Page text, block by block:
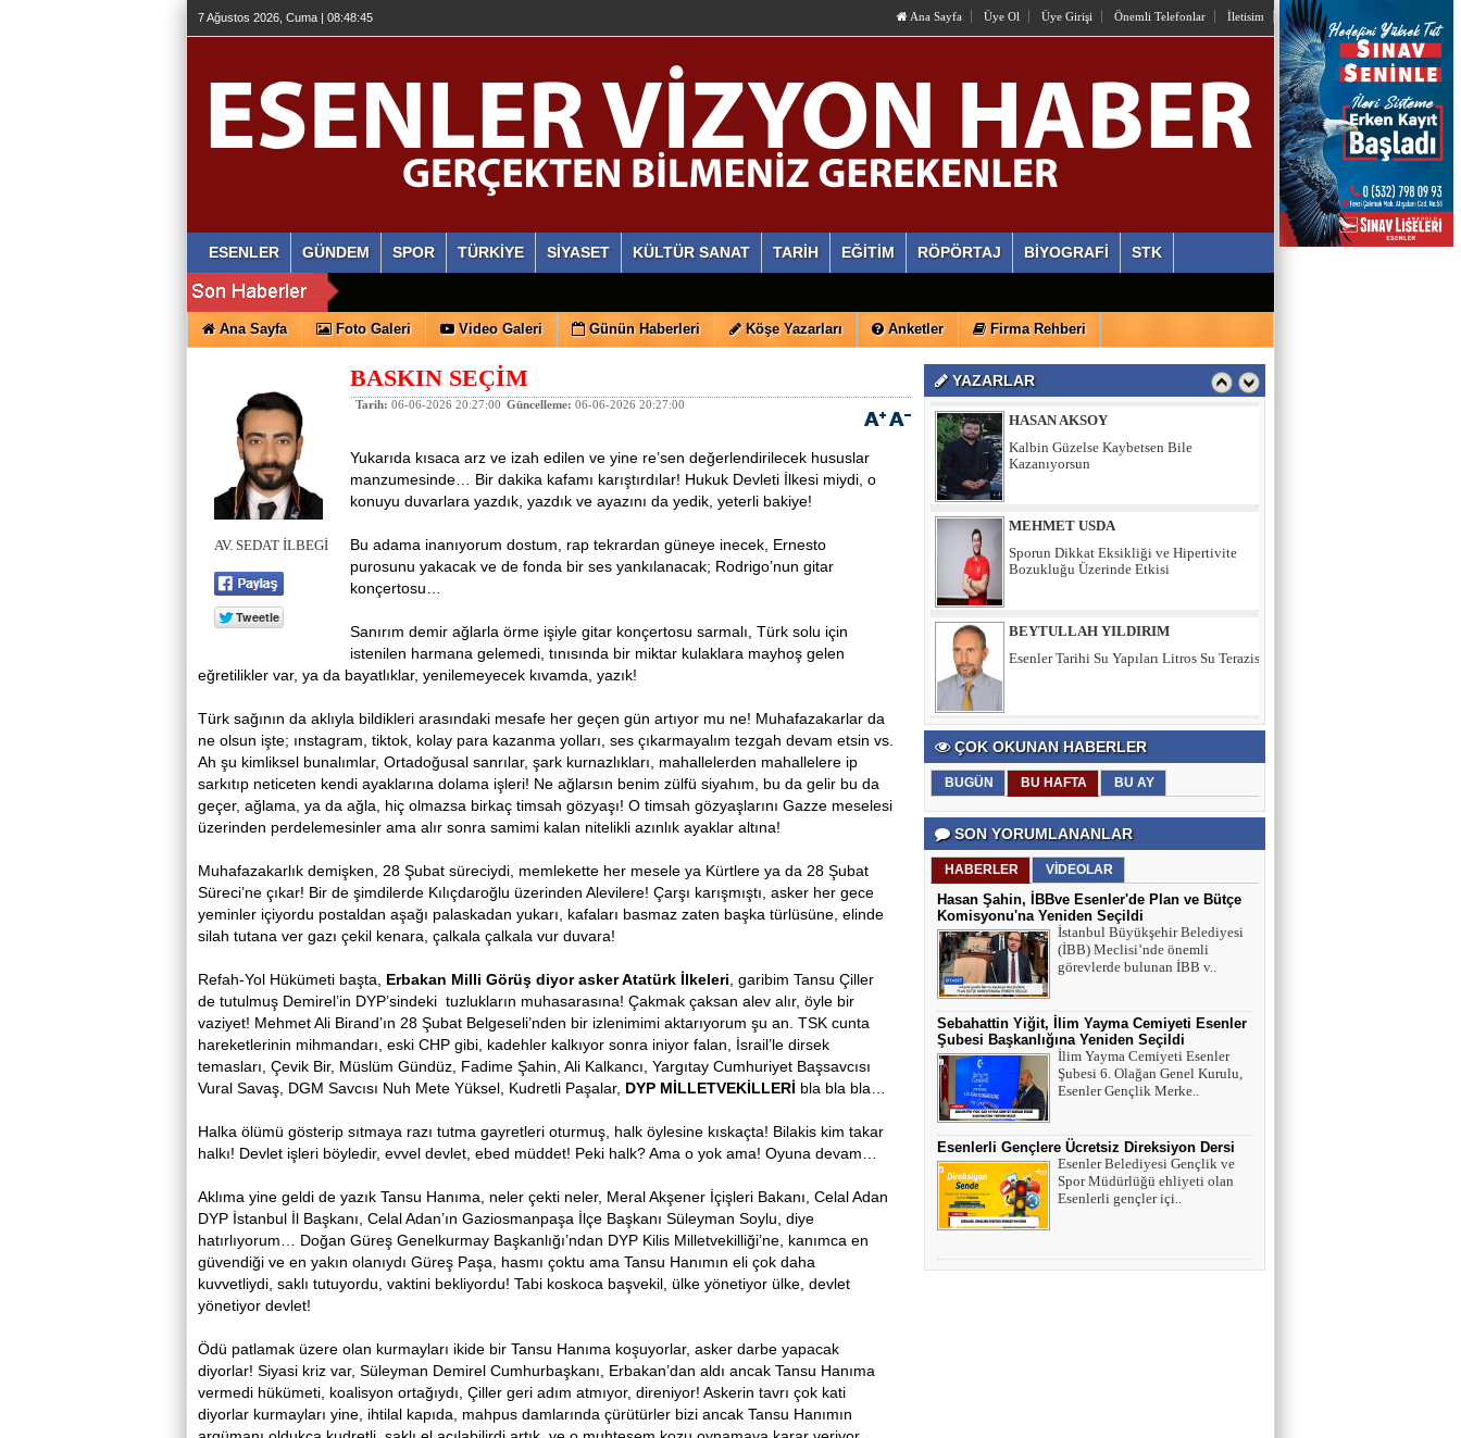
7 Ağustos 2026, Cuma | 08:48:46 Ana Sayfa Üye Ol Üye Girişi Önemli Telefonlar İletisim
ESENLER GÜNDEM SPOR TÜRKİYE SİYASET KÜLTÜR SANAT TARİH EĞİTİM RÖPÖRTAJ BİYOGRAFİ STK
Ana Sayfa Foto Galeri Video Galeri Günün Haberleri Köşe Yazarları Anketler Firma Rehberi
AV. SEDAT İLBEGİ
BASKIN SEÇİM
Tarih: 06-06-2026 20:27:00 Güncelleme: 06-06-2026 20:27:00
Yukarıda kısaca arz ve izah edilen ve yine re’sen değerlendirilecek hususlar
manzumesinde… Bir dakika kafamı karıştırdılar! Hukuk Devleti İlkesi miydi, o
konuyu duvarlara yazdık, yazdık ve ayazını da yedik, yeterli bakiye!
Bu adama inanıyorum dostum, rap tekrardan güneye inecek, Ernesto
purosunu yakacak ve de fonda bir ses yankılanacak; Rodrigo’nun gitar
konçertosu…
Sanırım demir ağlarla örme işiyle gitar konçertosu sarmalı, Türk solu için
istenilen harmana gelemedi, tınısında bir miktar kulaklara mayhoş gelen
eğretilikler var, ya da bayatlıklar, yenilemeyecek kıvamda, yazık!
Türk sağının da aklıyla bildikleri arasındaki mesafe her geçen gün artıyor mu ne! Muhafazakarlar da
ne olsun işte; ınstagram, tiktok, kolay para kazanma yolları, ses çıkarmayalım tezgah devam etsin vs.
Ah şu kimliksel bunalımlar, Ortadoğusal sanrılar, şark kurnazlıkları, mahallelerden mahallelere ip
sarkıtıp neticeten kendi ayaklarına dolama işleri! Ne ağlarsın benim zülfü siyahım, bu da gelir bu da
geçer, ağlama, ya da ağla, hiç olmazsa birkaç timsah gözyaşı! O timsah gözyaşlarını Gazze meselesi
üzerinden perdelemesinler ama alır sonra samimi kalan nitelikli azınlık ayaklar altına!
Muhafazakarlık demişken, 28 Şubat süreciydi, memlekette her mesele ya Kürtlere ya da 28 Şubat
Süreci’ne çıkar! Bir de şimdilerde Kılıçdaroğlu üzerinden Alevilere! Çarşı karışmıştı, asker her gece
yeminler içiyordu postaldan aşağı palaskadan yukarı, kafaları basmaz zaten başka türlüsüne, elinde
silah tutana ver gazı çekil kenara, çalkala çalkala vur duvara!
Refah-Yol Hükümeti başta, Erbakan Milli Görüş diyor asker Atatürk İlkeleri , garibim Tansu Çiller
de tutulmuş Demirel’in DYP’sindeki tuzlukların muhasarasına! Çakmak çaksan alev alır, öyle bir
vaziyet! Mehmet Ali Birand’ın 28 Şubat Belgeseli’nden bir izlenimimi aktarıyorum şu an. TSK cunta
hareketlerinin mihmandarı, eski CHP gibi, kadehler kalkıyor sonra iniyor falan, İsrail’le dirsek
temasları, Çevik Bir, Müslüm Gündüz, Fadime Şahin, Ali Kalkancı, Yargıtay Cumhuriyet Başsavcısı
Vural Savaş, DGM Savcısı Nuh Mete Yüksel, Kudretli Paşalar, DYP MİLLETVEKİLLERİ bla bla bla…
Halka ölümü gösterip sıtmaya razı tutma gayretleri oturmuş, halk öylesine kıskaçta! Bilakis kim takar
halkı! Devlet işleri böyledir, evvel devlet, ebed müddet! Peki halk? Ama o yok ama! Oyuna devam…
Aklıma yine geldi de yazık Tansu Hanıma, neler çekti neler, Meral Akşener İçişleri Bakanı, Celal Adan
DYP İstanbul İl Başkanı, Celal Adan’ın Gaziosmanpaşa İlçe Başkanı Süleyman Soylu, diye
hatırlıyorum… Doğan Güreş Genelkurmay Başkanlığı’ndan DYP Kilis Milletvekilliği’ne, kanımca en
güvendiği ve en yakın olanıydı Güreş Paşa, hasmı çoktu ama Tansu Hanımın eli çok daha
kuvvetliydi, saklı tutuyordu, vaktini bekliyordu! Tabi koskoca başvekil, ülke yönetiyor ülke, devlet
yönetiyor devlet!
Ödü patlamak üzere olan kurmayları ikide bir Tansu Hanıma koşuyorlar, asker darbe yapacak
diyorlar! Siyasi kriz var, Süleyman Demirel Cumhurbaşkanı, Erbakan’dan aldı ancak Tansu Hanıma
vermedi hükümeti, koalisyon ortağıydı, Çiller geri adım atmıyor, direniyor! Askerin tavrı çok kati
diyorlar kurmayları yine, ihtilal kapıda, mahpus damlarında çürütürler bizi ancak Tansu Hanımın
YAZARLAR
İstiyorlar Ki Unutalım!
AYLİN ALVEREN ÖZEN
SEN SACA GEL YETER
HASAN AKSOY
Kalbin Güzelse Kaybetsen Bile
Kazanıyorsun
MEHMET USDA
Sporun Dikkat Eksikliği ve Hipertivite
Bozukluğu Üzerinde Etkisi
BEYTULLAH YILDIRIM
Esenler Tarihi Su Yapıları Litros Su Terazisi
HÜSEYİN YILMAZ
TEŞEKKÜRLER
TARIK SEZAİ KARATEPE
İstanbul Sözleşmesi değil, 'Veda Hutbesi!
AYŞE GÜL ÖZER
Aklın Sustuğu Yerde, “Ş İ D D E T”
Konuşur!
MUSTAFA KARACA
HAYVAN HAKLARI
AV. SEDAT İLBEGİ
YENİ PARTİ (Seçilmişlerin Mahvına,
Statükonun Devamına…)
HAMZA BALCI
"DİRİ DİRİ TOPRAĞA GÖMÜLEN
KIZA,HANGİ GÜNAHTAN ÖTÜRÜ
ÖLDÜRÜLDÜĞÜ SORULDUĞU
ÇOK OKUNAN HABERLER
BUGÜN BU HAFTA BU AY
SON YORUMLANANLAR
HABERLER VİDEOLAR
Hasan Şahin, İBBve Esenler'de Plan ve Bütçe
Komisyonu'na Yeniden Seçildi
İstanbul Büyükşehir Belediyesi
(İBB) Meclisi’nde önemli
görevlerde bulunan İBB v..
Sebahattin Yiğit, İlim Yayma Cemiyeti Esenler
Şubesi Başkanlığına Yeniden Seçildi
İlim Yayma Cemiyeti Esenler
Şubesi 6. Olağan Genel Kurulu,
Esenler Gençlik Merke..
Esenlerli Gençlere Ücretsiz Direksiyon Dersi
Esenler Belediyesi Gençlik ve
Spor Müdürlüğü ehliyeti olan
Esenlerli gençler içi..